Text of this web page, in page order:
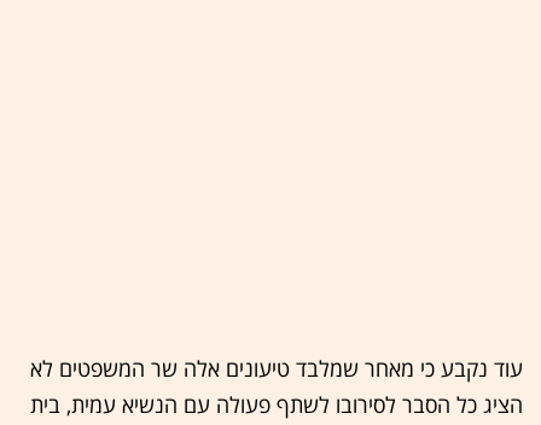
עוד נקבע כי מאחר שמלבד טיעונים אלה שר המשפטים לא
הציג כל הסבר לסירובו לשתף פעולה עם הנשיא עמית, בית